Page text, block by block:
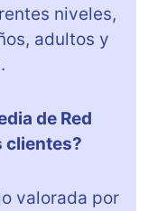
niveles,
adultos y
de Red
clientes?
valorada por